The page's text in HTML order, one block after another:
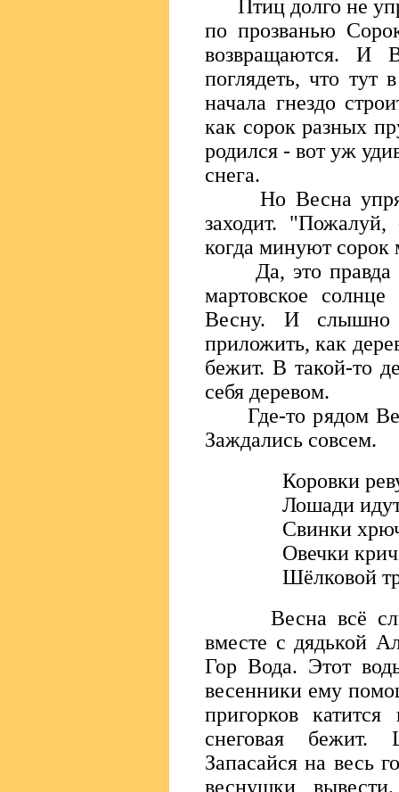
Птиц долго не
по прозванью
возвращаются. И
поглядеть, что тут
начала гнездо
как сорок разных
родился - вот уж
снега.
Но Весна
заходит.
когда минуют сорок
Да, это правда -
мартовское
Весну. И
приложить, как
бежит. В такой-то
себя деревом.
Где-то рядом
Заждались совсем.
Коровки
Лошади
Свинки
Овечки
Шёлковой
Весна всё
вместе с дядькой
Гор Вода. Этот
весенники ему
пригорков
снеговая бежит.
Запасайся на весь
веснушки